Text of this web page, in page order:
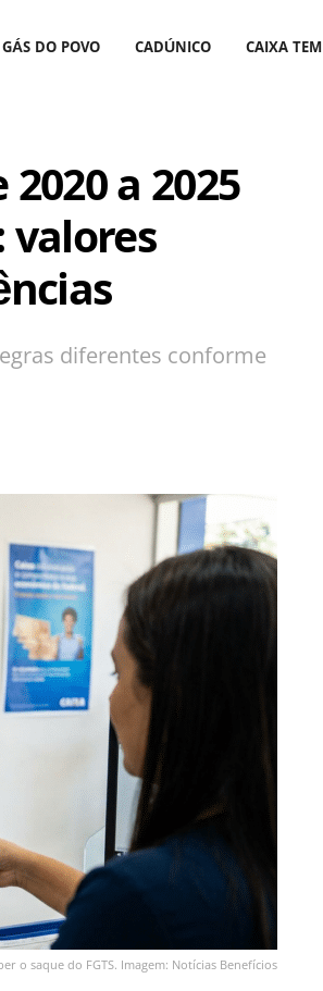
GÁS DO POVO CADÚNICO CAIXA TEM
a 2025
diferentes conforme
o saque do FGTS. Imagem: Notícias Benefícios